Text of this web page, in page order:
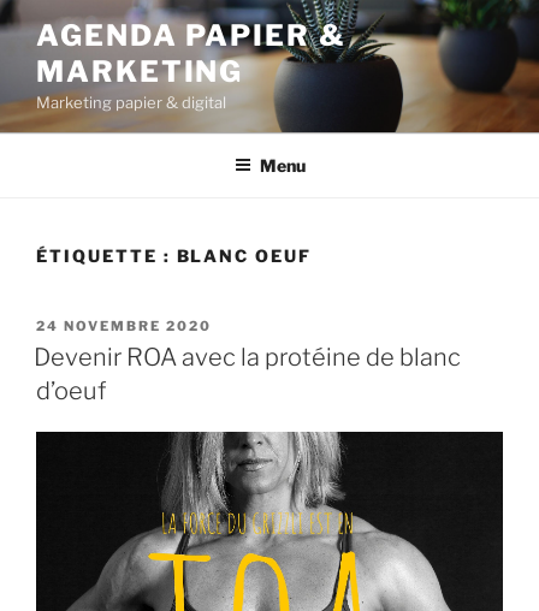
Aller
contenu
principal
AGENDA PAPIER &
MARKETING
Marketing papier & digital
Menu
ÉTIQUETTE : BLANC OEUF
PUBLIÉ
LE
24 NOVEMBRE 2020
Devenir ROA avec la protéine de blanc
d’oeuf